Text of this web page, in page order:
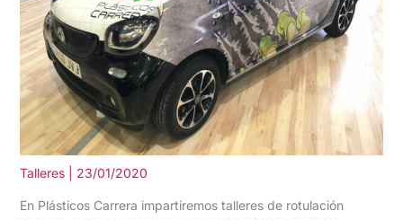
Talleres| 23/01/2020
En Plásticos Carrera impartiremos talleres de rotulación